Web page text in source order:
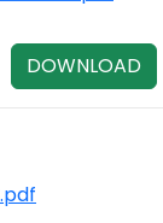
DOWNLOAD